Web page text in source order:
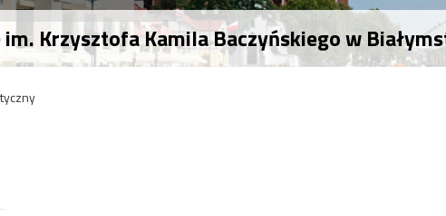
Krzysztofa Kamila Baczyńskiego w